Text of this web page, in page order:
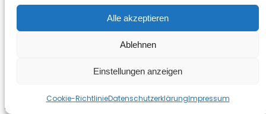
Alle akzeptieren
Ablehnen
Einstellungen anzeigen
Cookie-RichtlinieDatenschutzerklärungImpressum
© CopyrightMr. Le Asia Restaurant – WeidenAll Rights
Reserved